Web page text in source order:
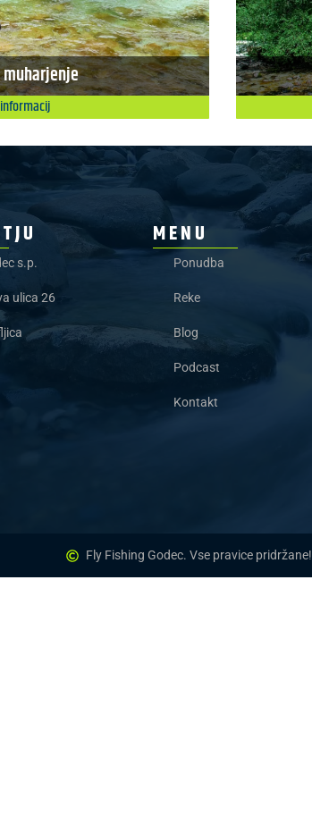
muharjenje
s.p.
ulica 26
MENU
Ponudba
Reke
Blog
Podcast
Kontakt
Fly Fishing Godec. Vse pravice pridržane!